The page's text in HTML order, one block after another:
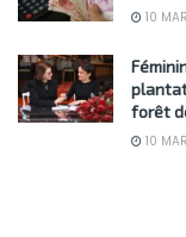
10
forêt
10